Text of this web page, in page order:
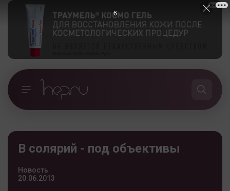
В солярий - под объективы
Новость
20.06.2013
6